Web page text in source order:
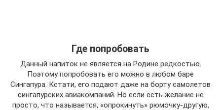
Где попробовать
Данный напиток не является на Родине редкостью.
Поэтому попробовать его можно в любом баре
Сингапура. Кстати, его подают даже на борту самолетов
сингапурских авиакомпаний. Но если есть желание не
просто, что называется, «опрокинуть» рюмочку-другую,